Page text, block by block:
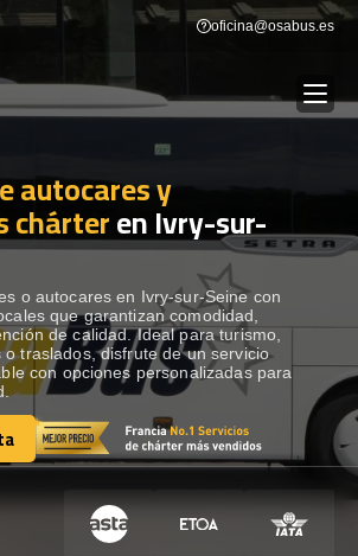
oficina@osabus.es
Show dropdown
Show dropdown
autocares y
chárteren Ivry-sur-
o autocares en Ivry-sur-Seine con
que garantizan comodidad,
de calidad. Ideal para turismo,
o traslados, disfrute de un servicio
con opciones personalizadas para